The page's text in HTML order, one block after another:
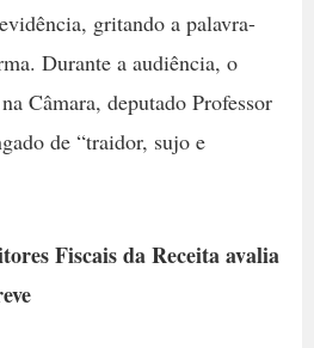
gritando a palavra-
Durante a audiência, o
Câmara, deputado Professor
de “traidor, sujo e
Fiscais da Receita avalia